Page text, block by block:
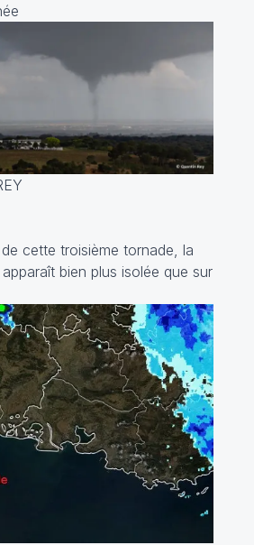
cette troisième tornade, la
bien plus isolée que sur